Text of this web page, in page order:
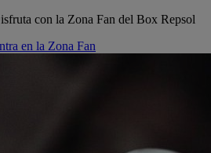
con la Zona Fan del Box Repsol
en la Zona Fan